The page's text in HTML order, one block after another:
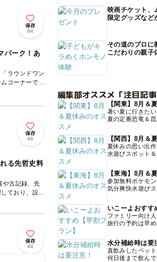
保存
84
パーク！あ
ラウンドワン
コーナーで時
保存
46
る先哲史料
や古記録、先
ており、設備
保存
44
映画チケット、
限定グッズなど
その道のプロに
こだわりの親子
編集部オススメ「注目記事
【関東】8月＆
暑い夏に行きた
夏の定番恐竜＆
【関西】8月＆
夏休みの思い出
水遊びスポット
【東海】8月＆
参加無料ポケモ
気分爽快水遊び
いこーよおすす
ファミリー向け
旅行の予約は早
水分補給時は要
直飲みしたペット
何日後まで飲ん